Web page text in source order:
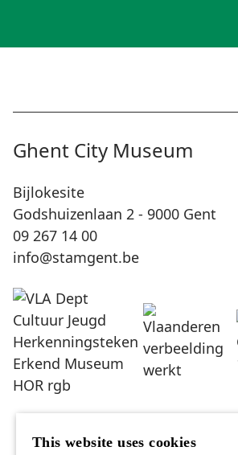
Ghent City Museum
Bijlokesite
Godshuizenlaan 2 - 9000 Gent
09 267 14 00
info@stamgent.be
This website uses cookies